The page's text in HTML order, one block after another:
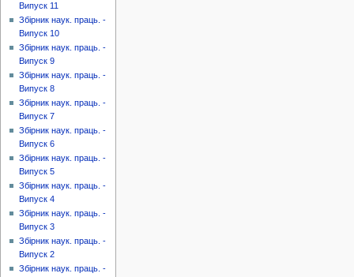
Випуск 11
Збірник наук. праць. -
Випуск 10
Збірник наук. праць. -
Випуск 9
Збірник наук. праць. -
Випуск 8
Збірник наук. праць. -
Випуск 7
Збірник наук. праць. -
Випуск 6
Збірник наук. праць. -
Випуск 5
Збірник наук. праць. -
Випуск 4
Збірник наук. праць. -
Випуск 3
Збірник наук. праць. -
Випуск 2
Збірник наук. праць. -